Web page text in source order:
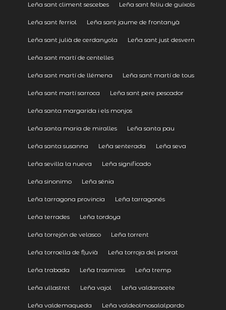
Leña sant climent sescebes Leña sant feliu de guíxols
Leña sant ferriol Leña sant jaume de frontanyà
Leña sant julià de cerdanyola Leña sant just desvern
Leña sant martí de centelles
Leña sant martí de llémena Leña sant martí de tous
Leña sant martí sarroca Leña sant pere pescador
Leña santa margarida i els monjos
Leña santa maria de miralles Leña santa pau
Leña santa susanna Leña senterada Leña seva
Leña sevilla la nueva Leña significado
Leña sinonimo Leña sénia
Leña tarragona provincia Leña tarragonés
Leña terrades Leña tordoya
Leña torrejón de velasco Leña torrent
Leña torroella de fluvià Leña torroja del priorat
Leña trabada Leña trasmiras Leña tremp
Leña ullastret Leña vajol Leña valdaracete
Leña valdemaqueda Leña valdeolmosalalpardo